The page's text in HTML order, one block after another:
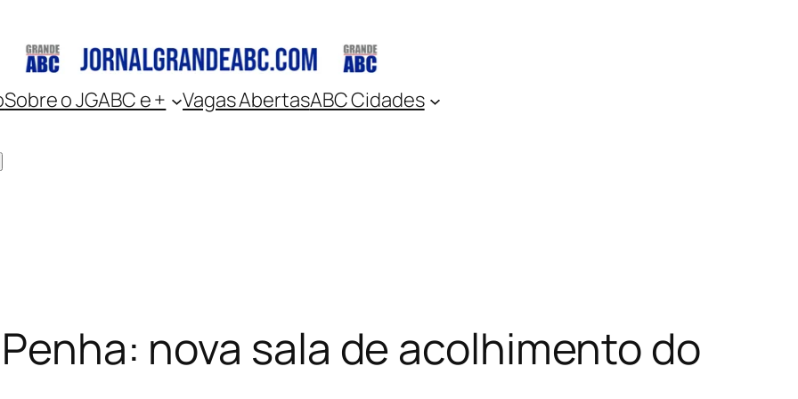
Sobre o JGABC e + Vagas AbertasABC Cidades
nova sala de acolhimento do